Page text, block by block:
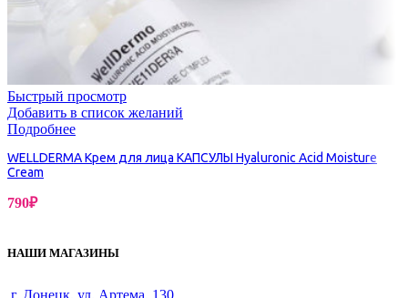
Быстрый просмотр
Добавить в список желаний
Подробнее
WELLDERMA Крем для лица КАПСУЛЫ Hyaluronic Acid Moisture
Cream
790₽
НАШИ МАГАЗИНЫ
г. Донецк, ул. Артема, 130